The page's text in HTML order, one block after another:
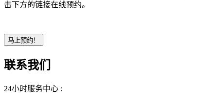
击下方的链接在线预约。
联系我们
24小时服务中心 :